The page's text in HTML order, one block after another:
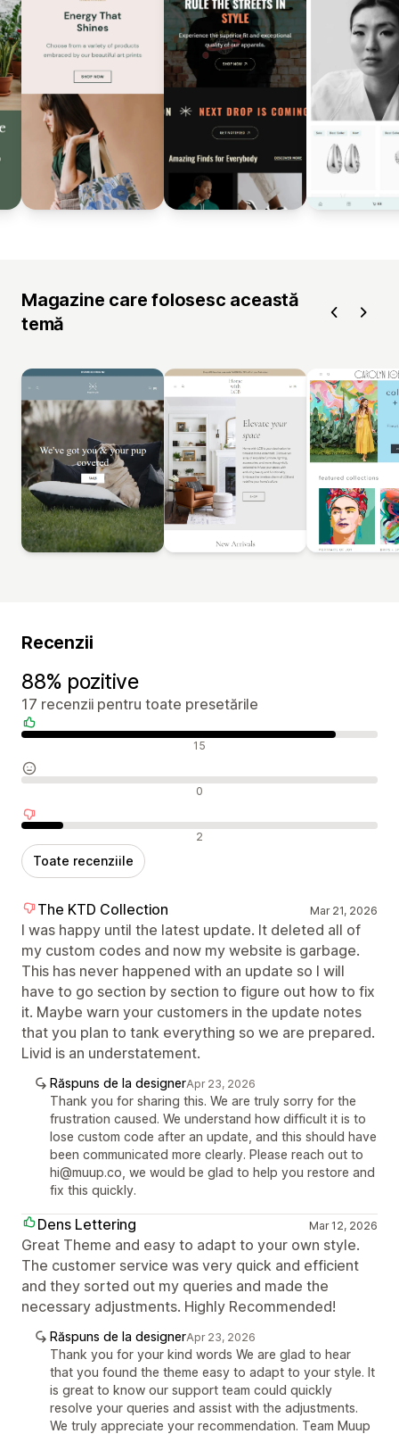
Magazine care folosesc această
temă
Recenzii
88% pozitive
17 recenzii pentru toate presetările
Recenzii pozitive 15
Recenzii neutre 0
Recenzii negative 2
Toate recenziile
The KTD Collection Mar 21, 2026
I was happy until the latest update. It deleted all of
my custom codes and now my website is garbage.
This has never happened with an update so I will
have to go section by section to figure out how to fix
it. Maybe warn your customers in the update notes
that you plan to tank everything so we are prepared.
Livid is an understatement.
Răspuns de la designerApr 23, 2026
Thank you for sharing this. We are truly sorry for the
frustration caused. We understand how difficult it is to
lose custom code after an update, and this should have
been communicated more clearly. Please reach out to
hi@muup.co, we would be glad to help you restore and
fix this quickly.
Dens Lettering Mar 12, 2026
Great Theme and easy to adapt to your own style.
The customer service was very quick and efficient
and they sorted out my queries and made the
necessary adjustments. Highly Recommended!
Răspuns de la designerApr 23, 2026
Thank you for your kind words We are glad to hear
that you found the theme easy to adapt to your style. It
is great to know our support team could quickly
resolve your queries and assist with the adjustments.
We truly appreciate your recommendation. Team Muup